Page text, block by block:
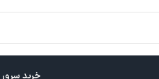
خرید سرور HP